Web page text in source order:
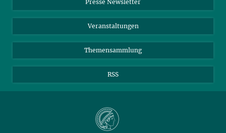
Meldestelle Fehlverhalten
TikTok
YouTube
Presse Newsletter
Veranstaltungen
Themensammlung
RSS